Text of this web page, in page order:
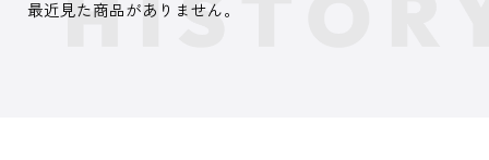
最近見た商品がありません。